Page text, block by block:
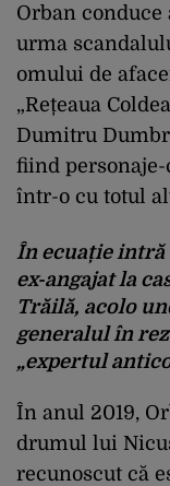
Orban conduce
urma
omului de
„Rețeaua
Dumitru
fiind personaje-
într-o cu totul
În ecuație intră
ex-angajat la
Trăilă, acolo
generalul în
„expertul
În anul 2019,
drumul lui
recunoscut că